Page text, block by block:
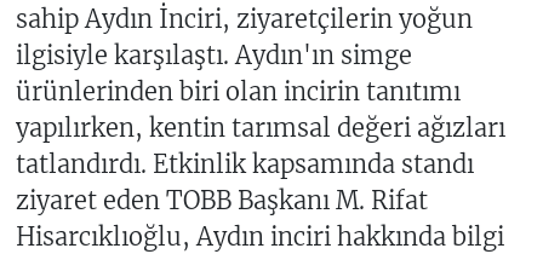
sahip Aydın İnciri, ziyaretçilerin yoğun
ilgisiyle karşılaştı. Aydın'ın simge
ürünlerinden biri olan incirin tanıtımı
yapılırken, kentin tarımsal değeri ağızları
tatlandırdı. Etkinlik kapsamında standı
ziyaret eden TOBB Başkanı M. Rifat
Hisarcıklıoğlu, Aydın inciri hakkında bilgi